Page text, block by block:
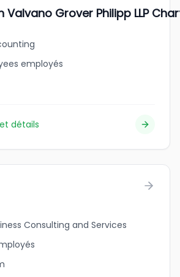
Valvano Grover Philipp LLP
employés
détails
Consulting and Services